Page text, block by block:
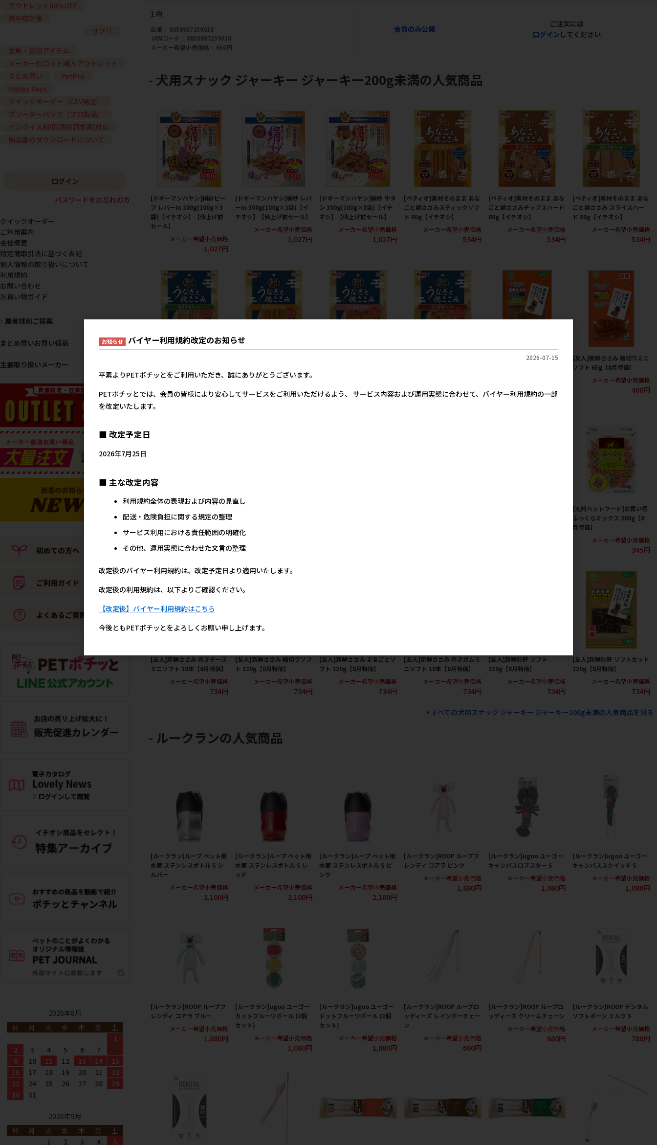
1点
品番
8858987259018
JANコード
8858987259018
メーカー希望小売価格
650円
会員のみ公開
ご注文には
ログイン してください
犬用スナック ジャーキー ジャーキー200g未満の人気商品
[ドギーマンハヤシ]絹紗ビー
フ レバーin 300g(100g×3
袋)【イチオシ】【値上げ前
セール】
メーカー希望小売価格
1,027円
[ドギーマンハヤシ]絹紗 レバ
ーin 300g(100g×3袋)【イ
チオシ】【値上げ前セール】
メーカー希望小売価格
1,027円
[ドギーマンハヤシ]絹紗 牛タ
ン 300g(100g×3袋)【イチ
オシ】【値上げ前セール】
メーカー希望小売価格
1,027円
[ペティオ]素材そのまま あな
ごと鶏ささみスティックソフ
ト 80g【イチオシ】
メーカー希望小売価格
534円
[ペティオ]素材そのまま あな
ごと鶏ささみチップスハード
80g【イチオシ】
メーカー希望小売価格
534円
[ペティオ]素材そのまま あな
ごと鶏ささみ スライスハー
ド 80g【イチオシ】
メーカー希望小売価格
534円
ド 80g【イチオシ】
メーカー希望小売価格
534円
ト 80g【イチオシ】
メーカー希望小売価格
534円
メーカー希望小売価格
534円
メーカー希望小売価格
534円
[友人]新鮮ささみ ソフト極細
400円
[友人]新鮮ささみ 細切りミニ
ソフト 65g【8月特価】
メーカー希望小売価格
400円
コラーゲン配合 120g【8月
733円
[九州ペットフード]お買い得
ふっくらミックス 200g【8
月特価】
メーカー希望小売価格
345円
[友人]新鮮ささみ 巻きチーズ
ミニソフト 10本【8月特価】
メーカー希望小売価格
734円
[友人]新鮮ささみ 細切りソフ
ト 130g【8月特価】
メーカー希望小売価格
734円
[友人]新鮮ささみ まるごとソ
フト 130g【8月特価】
メーカー希望小売価格
734円
[友人]新鮮ささみ 巻きガムミ
ニソフト 10本【8月特価】
メーカー希望小売価格
734円
[友人]新鮮砂肝 ソフト
130g【8月特価】
メーカー希望小売価格
734円
[友人]新鮮砂肝 ソフトカット
130g【8月特価】
メーカー希望小売価格
734円
すべての犬用スナック ジャーキー ジャーキー200g未満の人気商品を見る
ルークランの人気商品
[ルークラン]ループ ペット用
水筒 ステンレスボトル S シ
ルバー
メーカー希望小売価格
2,100円
[ルークラン]ループ ペット用
水筒 ステンレスボトル S レ
ッド
メーカー希望小売価格
2,100円
[ルークラン]ループ ペット用
水筒 ステンレスボトル S ピ
ンク
メーカー希望小売価格
2,100円
[ルークラン]ROOP ループフ
レンディ コアラ ピンク
メーカー希望小売価格
1,880円
[ルークラン]ugoo ユーゴー
キャンバスロブスター S
メーカー希望小売価格
1,080円
[ルークラン]ugoo ユーゴー
キャンバススクイッド S
メーカー希望小売価格
1,080円
[ルークラン]ROOP ループフ
レンディ コアラ ブルー
メーカー希望小売価格
1,880円
[ルークラン]ugoo ユーゴー
カットフルーツボール (3個
セット)
メーカー希望小売価格
1,080円
[ルークラン]ugoo ユーゴー
ドットフルーツボール (3個
セット)
メーカー希望小売価格
1,080円
[ルークラン]ROOP ループロ
ッディーズ レインボーチェー
ン
メーカー希望小売価格
680円
[ルークラン]ROOP ループロ
ッディーズ クリームチェーン
メーカー希望小売価格
680円
[ルークラン]ROOP デンタル
ソフトボーン ミルク S
メーカー希望小売価格
780円
アウトレット60%OFF
熱中症対策
サプリ
金魚・昆虫アイテム
メーカー別ロット購入アウトレット
まとめ買い
PetPro
Happy Days
クイックオーダー（CSV発注）
ブリーダーパック（プロ製品）
インボイス制度(適格請求書)対応
納品書のダウンロードについて
ログイン
パスワードをお忘れの方
クイックオーダー
ご利用案内
会社概要
特定商取引法に基づく表記
個人情報の取り扱いについて
利用規約
お問い合わせ
お買い物ガイド
業者様別ご提案
まとめ買いお買い得品
主要取り扱いメーカー
2026年8月
日
月 火 水 木 金
土
1
2
3 4 5 6 7
8
9
10 11 12 13 14
15
16
17 18 19 20 21
22
23
24 25 26 27 28
29
30
31
2026年9月
日
月 火 水 木 金
土
1
2 3 4 5
お知らせ バイヤー利用規約改定のお知らせ
2026-07-15
平素よりPETポチッとをご利用いただき、誠にありがとうございます。
PETポチッとでは、会員の皆様により安心してサービスをご利用いただけるよう、 サービス内容および運用実態に合わせて、バイヤー利用規約の一部
を改定いたします。
■ 改定予定日
2026年7月25日
■ 主な改定内容
利用規約全体の表現および内容の見直し
配送・危険負担に関する規定の整理
サービス利用における責任範囲の明確化
その他、運用実態に合わせた文言の整理
改定後のバイヤー利用規約は、改定予定日より適用いたします。
改定後の利用規約は、以下よりご確認ください。
【改定後】バイヤー利用規約はこちら
今後ともPETポチッとをよろしくお願い申し上げます。